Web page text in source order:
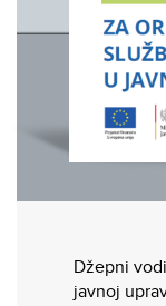
Džepni
javnoj